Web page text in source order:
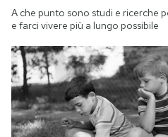
A che punto sono studi e ricerche
e farci vivere più a lungo possibile